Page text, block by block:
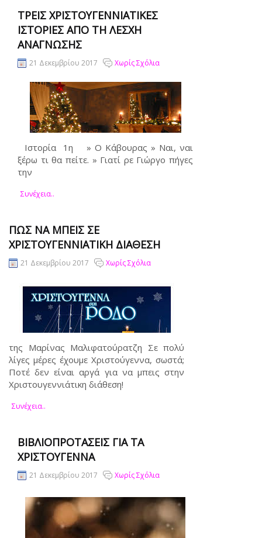
ΤΡΕΙΣ ΧΡΙΣΤΟΥΓΕΝΝΙΆΤΙΚΕΣ
ΙΣΤΟΡΊΕΣ ΑΠΌ ΤΗ ΛΈΣΧΗ
ΑΝΆΓΝΩΣΗΣ
21 Δεκεμβρίου 2017 Χωρίς Σχόλια
Ιστορία 1η » Ο Κάβουρας » Ναι, ναι
ξέρω τι θα πείτε. » Γιατί ρε Γιώργο πήγες
την
Συνέχεια..
ΠΏΣ ΝΑ ΜΠΕΙΣ ΣΕ
ΧΡΙΣΤΟΥΓΕΝΝΙΆΤΙΚΗ ΔΙΆΘΕΣΗ
21 Δεκεμβρίου 2017 Χωρίς Σχόλια
της Μαρίνας Μαλιφατούρατζη Σε πολύ
λίγες μέρες έχουμε Χριστούγεννα, σωστά;
Ποτέ δεν είναι αργά για να μπεις στην
Χριστουγεννιάτικη διάθεση!
Συνέχεια..
ΒΙΒΛΙΟΠΡΟΤΆΣΕΙΣ ΓΙΑ ΤΑ
ΧΡΙΣΤΟΎΓΕΝΝΑ
21 Δεκεμβρίου 2017 Χωρίς Σχόλια